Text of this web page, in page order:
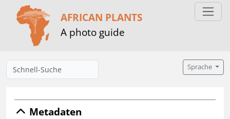
AFRICAN PLANTS
A photo guide
Sprache
Metadaten